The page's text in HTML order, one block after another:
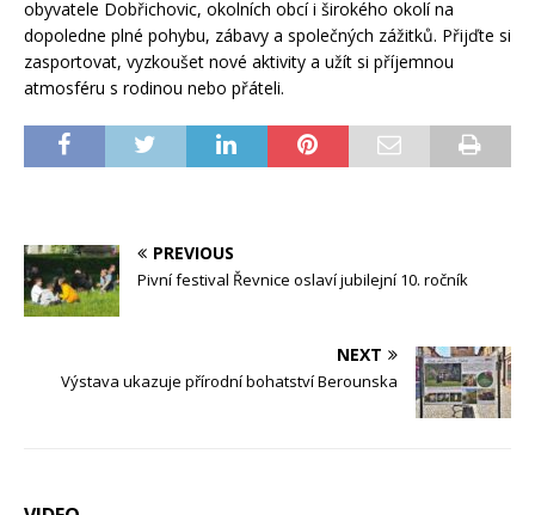
obyvatele Dobřichovic, okolních obcí i širokého okolí na
dopoledne plné pohybu, zábavy a společných zážitků. Přijďte si
zasportovat, vyzkoušet nové aktivity a užít si příjemnou
atmosféru s rodinou nebo přáteli.
PREVIOUS
Pivní festival Řevnice oslaví jubilejní 10. ročník
NEXT
Výstava ukazuje přírodní bohatství Berounska